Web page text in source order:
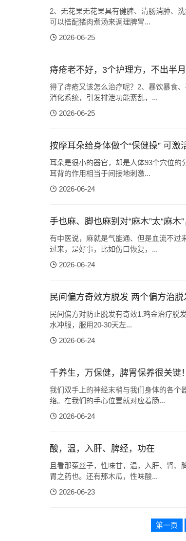
2、无花果无花果具有健脾、清肠消肿、
可以搭配猪肉煮汤来调理脾胃...
2026-06-25
痔疮老不好，3个护理方，不出半
得了痔疮又该怎么治疗呢？2、暴饮暴食
消化系统，引发排泄功能紊乱，...
2026-06-25
按摩耳朵给身体做个“保健操” 可激
耳朵是很小的器官，却是人体93个穴位
耳背的作用相当于间接地刺激...
2026-06-24
手也麻、脚也麻别对“麻木”太“麻
有中医说，麻就是气能通、但是血流不过
过来，是好事，比如伤口恢复，...
2026-06-24
民间偏方奇效方脱发 两个偏方治
民间偏方对防止脱发有奇效1.鸡金治疗脱
水冲服，服用20-30天左...
2026-06-24
千养生，万保健，脾胃保养很关键
我们双手上的神经末梢与我们身体的各个
络。在我们的手心位置就对应着肠...
2026-06-24
酸，温，入肝、脾经，功在
且看那菟丝子，性味甘，温，入肝、肾
胃之药也。还有那木瓜，性味酸...
2026-06-23
第一页